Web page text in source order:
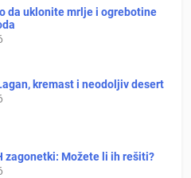
da uklonite mrlje i ogrebotine
kremast i neodoljiv desert
zagonetki: Možete li ih rešiti?